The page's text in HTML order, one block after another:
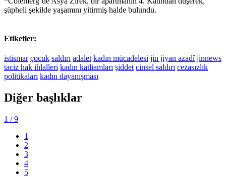
şüpheli şekilde yaşamını yitirmiş halde bulundu.
Etiketler:
istismar çocuk saldırı adalet kadın mücadelesi jin jiyan azadî jinnews
taciz hak ihlalleri kadın katliamları şiddet cinsel saldırı cezasızlık
politikaları kadın dayanışması
Diğer başlıklar
1 / 9
1
2
3
4
5